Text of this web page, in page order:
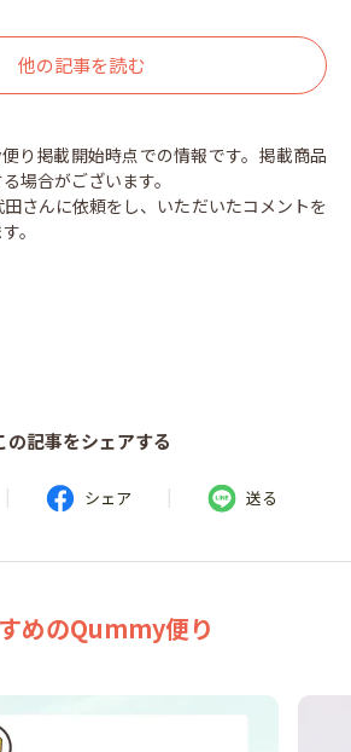
他の記事を読む
り掲載開始時点での情報です。掲載商品
場合がございます。
さんに依頼をし、いただいたコメントを
。
の記事をシェアする
| シェア | 送る
めのQummy便り